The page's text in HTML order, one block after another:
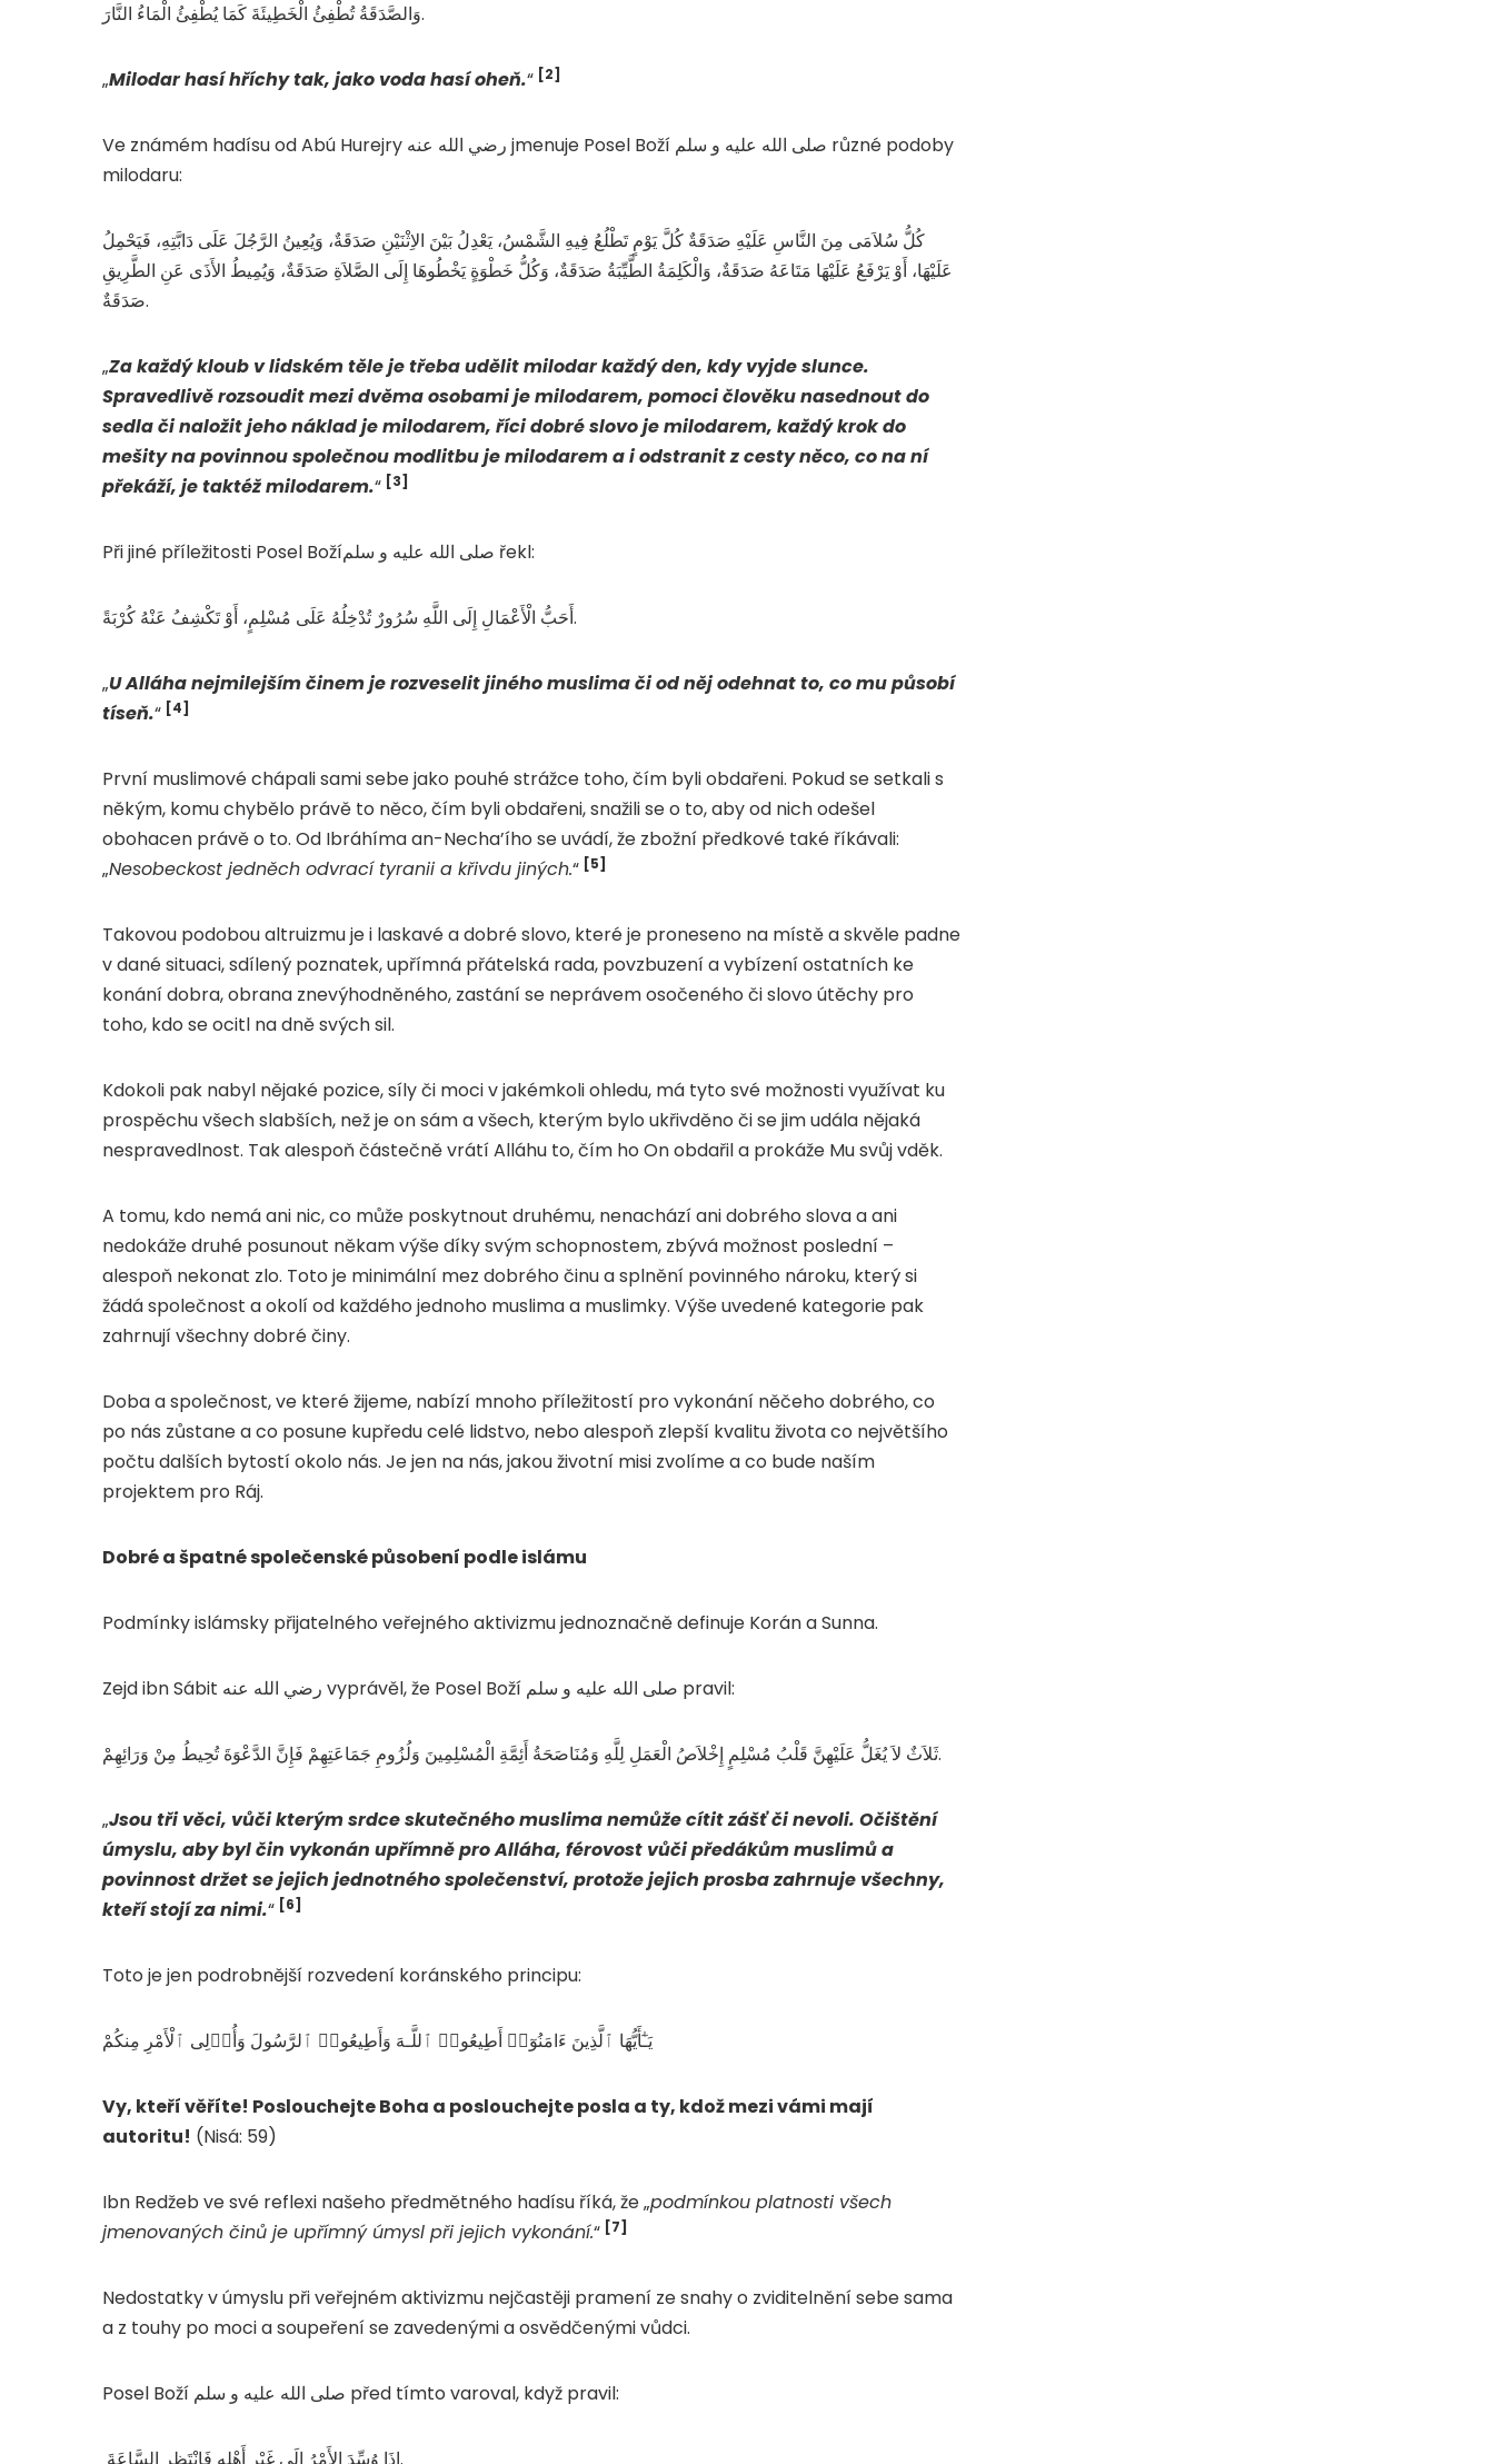
وَالصَّدَقَةُ تُطْفِئُ الْخَطِيئَةَ كَمَا يُطْفِئُ الْمَاءُ النَّارَ.
„Milodar hasí hříchy tak, jako voda hasí oheň.“ [2]
Ve známém hadísu od Abú Hurejry رضي الله عنه jmenuje Posel Boží صلى الله عليه و سلم různé podoby
milodaru:
كُلُّ سُلاَمَى مِنَ النَّاسِ عَلَيْهِ صَدَقَةٌ كُلَّ يَوْمٍ تَطْلُعُ فِيهِ الشَّمْسُ، يَعْدِلُ بَيْنَ الاِثْنَيْنِ صَدَقَةٌ، وَيُعِينُ الرَّجُلَ عَلَى دَابَّتِهِ، فَيَحْمِلُ
عَلَيْهَا، أَوْ يَرْفَعُ عَلَيْهَا مَتَاعَهُ صَدَقَةٌ، وَالْكَلِمَةُ الطَّيِّبَةُ صَدَقَةٌ، وَكُلُّ خَطْوَةٍ يَخْطُوهَا إِلَى الصَّلاَةِ صَدَقَةٌ، وَيُمِيطُ الأَذَى عَنِ الطَّرِيقِ
صَدَقَةٌ.
„Za každý kloub v lidském těle je třeba udělit milodar každý den, kdy vyjde slunce.
Spravedlivě rozsoudit mezi dvěma osobami je milodarem, pomoci člověku nasednout do
sedla či naložit jeho náklad je milodarem, říci dobré slovo je milodarem, každý krok do
mešity na povinnou společnou modlitbu je milodarem a i odstranit z cesty něco, co na ní
překáží, je taktéž milodarem.“ [3]
Při jiné příležitosti Posel Božíصلى الله عليه و سلم řekl:
أَحَبُّ الْأَعْمَالِ إِلَى اللَّهِ سُرُورٌ تُدْخِلُهُ عَلَى مُسْلِمٍ، أَوْ تَكْشِفُ عَنْهُ كُرْبَةً.
„U Alláha nejmilejším činem je rozveselit jiného muslima či od něj odehnat to, co mu působí
tíseň.“ [4]
První muslimové chápali sami sebe jako pouhé strážce toho, čím byli obdařeni. Pokud se setkali s
někým, komu chybělo právě to něco, čím byli obdařeni, snažili se o to, aby od nich odešel
obohacen právě o to. Od Ibráhíma an-Necha’ího se uvádí, že zbožní předkové také říkávali:
„Nesobeckost jedněch odvrací tyranii a křivdu jiných.“ [5]
Takovou podobou altruizmu je i laskavé a dobré slovo, které je proneseno na místě a skvěle padne
v dané situaci, sdílený poznatek, upřímná přátelská rada, povzbuzení a vybízení ostatních ke
konání dobra, obrana znevýhodněného, zastání se neprávem osočeného či slovo útěchy pro
toho, kdo se ocitl na dně svých sil.
Kdokoli pak nabyl nějaké pozice, síly či moci v jakémkoli ohledu, má tyto své možnosti využívat ku
prospěchu všech slabších, než je on sám a všech, kterým bylo ukřivděno či se jim udála nějaká
nespravedlnost. Tak alespoň částečně vrátí Alláhu to, čím ho On obdařil a prokáže Mu svůj vděk.
A tomu, kdo nemá ani nic, co může poskytnout druhému, nenachází ani dobrého slova a ani
nedokáže druhé posunout někam výše díky svým schopnostem, zbývá možnost poslední –
alespoň nekonat zlo. Toto je minimální mez dobrého činu a splnění povinného nároku, který si
žádá společnost a okolí od každého jednoho muslima a muslimky. Výše uvedené kategorie pak
zahrnují všechny dobré činy.
Doba a společnost, ve které žijeme, nabízí mnoho příležitostí pro vykonání něčeho dobrého, co
po nás zůstane a co posune kupředu celé lidstvo, nebo alespoň zlepší kvalitu života co největšího
počtu dalších bytostí okolo nás. Je jen na nás, jakou životní misi zvolíme a co bude naším
projektem pro Ráj.
Dobré a špatné společenské působení podle islámu
Podmínky islámsky přijatelného veřejného aktivizmu jednoznačně definuje Korán a Sunna.
Zejd ibn Sábit رضي الله عنه vyprávěl, že Posel Boží صلى الله عليه و سلم pravil:
ثَلاَثٌ لاَ يُغَلُّ عَلَيْهِنَّ قَلْبُ مُسْلِمٍ إِخْلاَصُ الْعَمَلِ لِلَّهِ وَمُنَاصَحَةُ أَئِمَّةِ الْمُسْلِمِينَ وَلُزُومِ جَمَاعَتِهِمْ فَإِنَّ الدَّعْوَةَ تُحِيطُ مِنْ وَرَائِهِمْ.
„Jsou tři věci, vůči kterým srdce skutečného muslima nemůže cítit zášť či nevoli. Očištění
úmyslu, aby byl čin vykonán upřímně pro Alláha, férovost vůči předákům muslimů a
povinnost držet se jejich jednotného společenství, protože jejich prosba zahrnuje všechny,
kteří stojí za nimi.“ [6]
Toto je jen podrobnější rozvedení koránského principu:
يَـٰٓأَيُّهَا ٱلَّذِينَ ءَامَنُوٓا۟ أَطِيعُوا۟ ٱللَّـهَ وَأَطِيعُوا۟ ٱلرَّسُولَ وَأُو۟لِى ٱلْأَمْرِ مِنكُمْ
Vy, kteří věříte! Poslouchejte Boha a poslouchejte posla a ty, kdož mezi vámi mají
autoritu! (Nisá: 59)
Ibn Redžeb ve své reflexi našeho předmětného hadísu říká, že „podmínkou platnosti všech
jmenovaných činů je upřímný úmysl při jejich vykonání.“ [7]
Nedostatky v úmyslu při veřejném aktivizmu nejčastěji pramení ze snahy o zviditelnění sebe sama
a z touhy po moci a soupeření se zavedenými a osvědčenými vůdci.
Posel Boží صلى الله عليه و سلم před tímto varoval, když pravil: